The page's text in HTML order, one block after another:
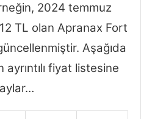
2024 temmuz
TL olan Apranax Fort
Aşağıda
ayrıntılı fiyat listesine